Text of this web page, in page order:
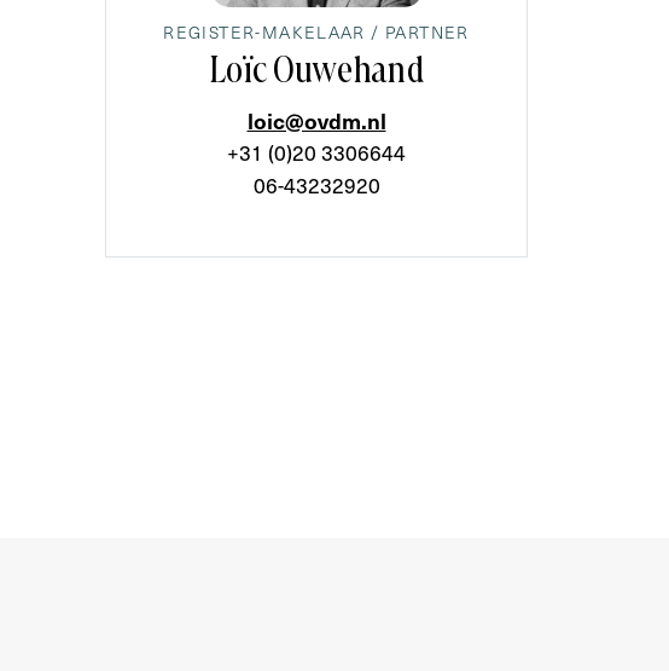
REGISTER-MAKELAAR / PARTNER
Loïc Ouwehand
loic@ovdm.nl
+31 (0)20 3306644
06-43232920